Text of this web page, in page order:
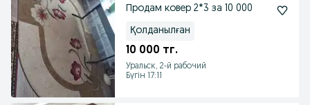
Продам ковер 2*3 за 10 000
Қолданылған
10 000 тг.
Уральск, 2-й рабочий
Бүгін 17:11